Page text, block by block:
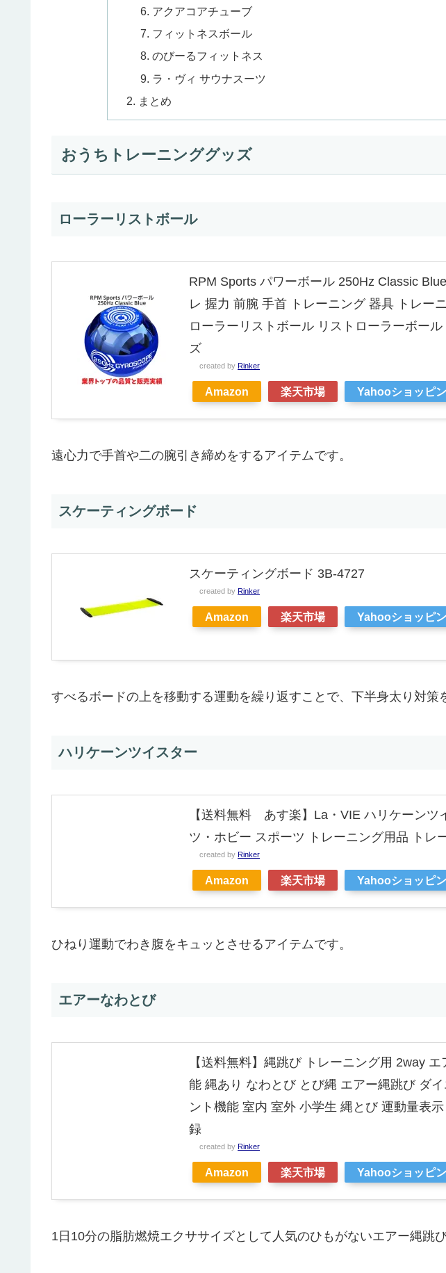
アクアコアチューブ
フィットネスボール
のびーるフィットネス
ラ・ヴィ サウナスーツ
まとめ
おうちトレーニンググッズ
ローラーリストボール
RPM Sports パワーボール 250Hz Classic
レ 握力 前腕 手首 トレーニング 器具 トレー
ローラーリストボール リストローラーボー
ズ
created by Rinker
Amazon 楽天市場 Yahooショッピ
遠心力で手首や二の腕引き締めをするアイテムです。
スケーティングボード
スケーティングボード 3B-4727
created by Rinker
Amazon 楽天市場 Yahooショッピ
すべるボードの上を移動する運動を繰り返すことで、下半身太り対策
ハリケーンツイスター
【送料無料 あす楽】La・VIE ハリケーンツ
ツ・ホビー スポーツ トレーニング用品 トレ
created by Rinker
Amazon 楽天市場 Yahooショッピ
ひねり運動でわき腹をキュッとさせるアイテムです。
エアーなわとび
【送料無料】縄跳び トレーニング用 2way
能 縄あり なわとび とび縄 エアー縄跳び ダ
ント機能 室内 室外 小学生 縄とび 運動量表
録
created by Rinker
Amazon 楽天市場 Yahooショッピ
1日10分の脂肪燃焼エクササイズとして人気のひもがないエアー縄跳び